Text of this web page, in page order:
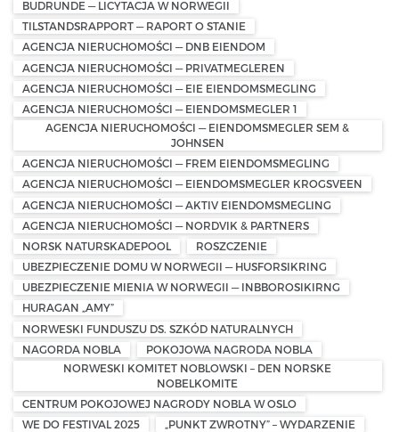
BUDRUNDE — LICYTACJA W NORWEGII
TILSTANDSRAPPORT — RAPORT O STANIE
AGENCJA NIERUCHOMOŚCI — DNB EIENDOM
AGENCJA NIERUCHOMOŚCI — PRIVATMEGLEREN
AGENCJA NIERUCHOMOŚCI — EIE EIENDOMSMEGLING
AGENCJA NIERUCHOMOŚCI — EIENDOMSMEGLER 1
AGENCJA NIERUCHOMOŚCI — EIENDOMSMEGLER SEM &
JOHNSEN
AGENCJA NIERUCHOMOŚCI — FREM EIENDOMSMEGLING
AGENCJA NIERUCHOMOŚCI — EIENDOMSMEGLER KROGSVEEN
AGENCJA NIERUCHOMOŚCI — AKTIV EIENDOMSMEGLING
AGENCJA NIERUCHOMOŚCI — NORDVIK & PARTNERS
NORSK NATURSKADEPOOL
ROSZCZENIE
UBEZPIECZENIE DOMU W NORWEGII — HUSFORSIKRING
UBEZPIECZENIE MIENIA W NORWEGII — INBBOROSIKIRNG
HURAGAN „AMY”
NORWESKI FUNDUSZU DS. SZKÓD NATURALNYCH
NAGORDA NOBLA
POKOJOWA NAGRODA NOBLA
NORWESKI KOMITET NOBLOWSKI – DEN NORSKE
NOBELKOMITE
CENTRUM POKOJOWEJ NAGRODY NOBLA W OSLO
WE DO FESTIVAL 2025
„PUNKT ZWROTNY” – WYDARZENIE